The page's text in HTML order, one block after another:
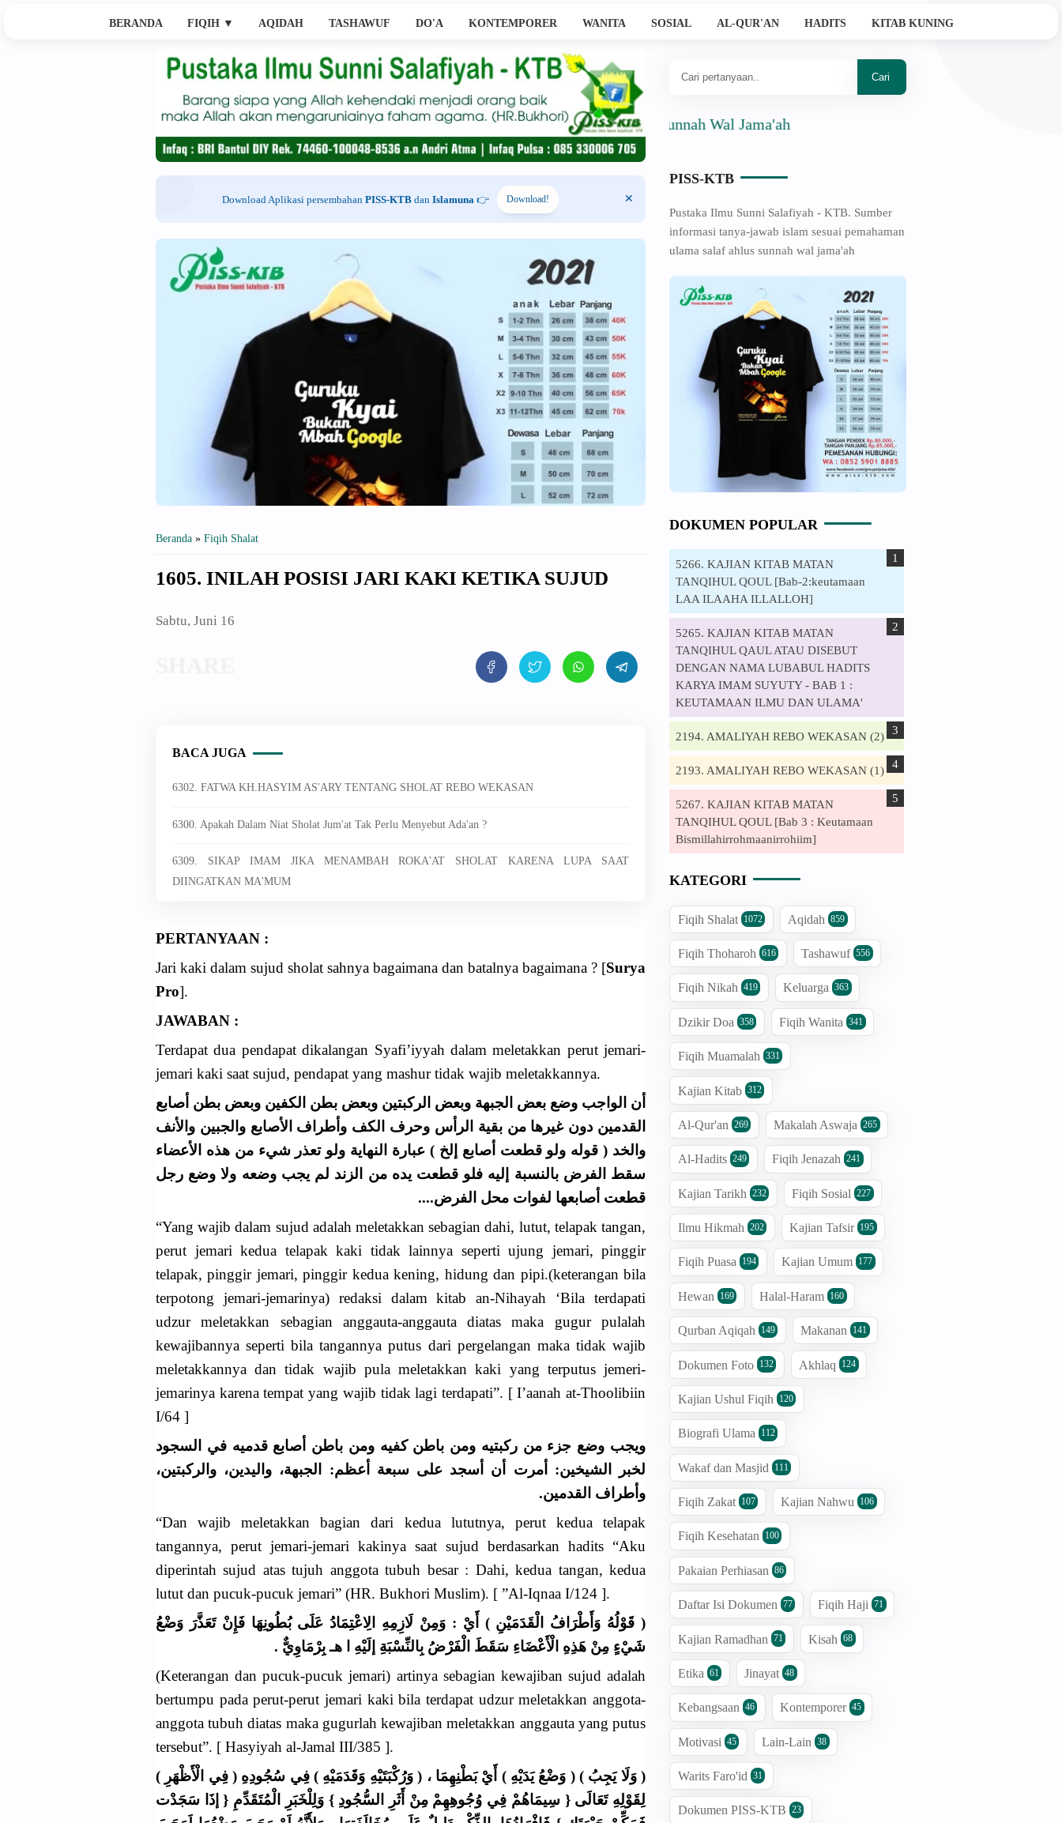
BERANDA FIQIH ▼ AQIDAH TASHAWUF DO'A KONTEMPORER WANITA SOSIAL AL-QUR'AN HADITS KITAB KUNING
Download Aplikasi persembahan PISS-KTBdan Islamuna 👉 Download!
Beranda » Fiqih Shalat
1605. INILAH POSISI JARI KAKI KETIKA SUJUD
Sabtu, Juni 16
BACA JUGA
6302. FATWA KH.HASYIM AS'ARY TENTANG SHOLAT REBO WEKASAN
6300. Apakah Dalam Niat Sholat Jum'at Tak Perlu Menyebut Ada'an ?
6309. SIKAP IMAM JIKA MENAMBAH ROKA'AT SHOLAT KARENA LUPA SAAT
DIINGATKAN MA'MUM
PERTANYAAN :
Jari kaki dalam sujud sholat sahnya bagaimana dan batalnya bagaimana ? [Surya
Pro].
JAWABAN :
Terdapat dua pendapat dikalangan Syafi’iyyah dalam meletakkan perut jemari-
jemari kaki saat sujud, pendapat yang mashur tidak wajib meletakkannya.
أن الواجب وضع بعض الجبهة وبعض الركبتين وبعض بطن الكفين وبعض بطن أصابع
القدمين دون غيرها من بقية الرأس وحرف الكف وأطراف الأصابع والجبين والأنف
والخد ( قوله ولو قطعت أصابع إلخ ) عبارة النهاية ولو تعذر شيء من هذه الأعضاء
سقط الفرض بالنسبة إليه فلو قطعت يده من الزند لم يجب وضعه ولا وضع رجل
قطعت أصابعها لفوات محل الفرض....
“Yang wajib dalam sujud adalah meletakkan sebagian dahi, lutut, telapak tangan,
perut jemari kedua telapak kaki tidak lainnya seperti ujung jemari, pinggir
telapak, pinggir jemari, pinggir kedua kening, hidung dan pipi.(keterangan bila
terpotong jemari-jemarinya) redaksi dalam kitab an-Nihayah ‘Bila terdapati
udzur meletakkan sebagian anggauta-anggauta diatas maka gugur pulalah
kewajibannya seperti bila tangannya putus dari pergelangan maka tidak wajib
meletakkannya dan tidak wajib pula meletakkan kaki yang terputus jemeri-
jemarinya karena tempat yang wajib tidak lagi terdapati”. [ I’aanah at-Thoolibiin
I/64 ]
ويجب وضع جزء من ركبتيه ومن باطن كفيه ومن باطن أصابع قدميه في السجود
لخبر الشيخين: أمرت أن أسجد على سبعة أعظم: الجبهة، واليدين، والركبتين،
وأطراف القدمين.
“Dan wajib meletakkan bagian dari kedua lututnya, perut kedua telapak
tangannya, perut jemari-jemari kakinya saat sujud berdasarkan hadits “Aku
diperintah sujud atas tujuh anggota tubuh besar : Dahi, kedua tangan, kedua
lutut dan pucuk-pucuk jemari” (HR. Bukhori Muslim). [ ”Al-Iqnaa I/124 ].
( قَوْلُهُ وَأَطْرَافُ الْقَدَمَيْنِ ) أَيْ : وَمِنْ لَازِمِهِ الِاعْتِمَادُ عَلَى بُطُونِهَا فَإِنْ تَعَذَّرَ وَضْعُ
شَيْءٍ مِنْ هَذِهِ الْأَعْضَاءِ سَقَطَ الْفَرْضُ بِالنِّسْبَةِ إلَيْهِ ا هـ بِرْمَاوِيٌّ .
(Keterangan dan pucuk-pucuk jemari) artinya sebagian kewajiban sujud adalah
bertumpu pada perut-perut jemari kaki bila terdapat udzur meletakkan anggota-
anggota tubuh diatas maka gugurlah kewajiban meletakkan anggauta yang putus
tersebut”. [ Hasyiyah al-Jamal III/385 ].
( وَلَا يَجِبُ ) ( وَضْعُ يَدَيْهِ ) أَيْ بَطْنِهِمَا ، ( وَرُكْبَتَيْهِ وَقَدَمَيْهِ ) فِي سُجُودِهِ ( فِي الْأَظْهَرِ )
لِقَوْلِهِ تَعَالَى { سِيمَاهُمْ فِي وُجُوهِهِمْ مِنْ أَثَرِ السُّجُودِ } وَلِلْخَبَرِ الْمُتَقَدِّمِ { إذَا سَجَدْت
Ahlussunnah Wal Jama'ah
PISS-KTB
Pustaka Ilmu Sunni Salafiyah - KTB. Sumber
informasi tanya-jawab islam sesuai pemahaman
ulama salaf ahlus sunnah wal jama'ah
DOKUMEN POPULAR
5266. KAJIAN KITAB MATAN
TANQIHUL QOUL [Bab-2:keutamaan
LAA ILAAHA ILLALLOH]
5265. KAJIAN KITAB MATAN
TANQIHUL QAUL ATAU DISEBUT
DENGAN NAMA LUBABUL HADITS
KARYA IMAM SUYUTY - BAB 1 :
KEUTAMAAN ILMU DAN ULAMA'
2194. AMALIYAH REBO WEKASAN (2)
2193. AMALIYAH REBO WEKASAN (1)
5267. KAJIAN KITAB MATAN
TANQIHUL QOUL [Bab 3 : Keutamaan
Bismillahirrohmaanirrohiim]
KATEGORI
Fiqih Shalat 1072 Aqidah 859
Fiqih Thoharoh 616 Tashawuf 556
Fiqih Nikah 419 Keluarga 363
Dzikir Doa 358 Fiqih Wanita 341
Fiqih Muamalah 331
Kajian Kitab 312
Al-Qur'an 269 Makalah Aswaja 265
Al-Hadits 249 Fiqih Jenazah 241
Kajian Tarikh 232 Fiqih Sosial 227
Ilmu Hikmah 202 Kajian Tafsir 195
Fiqih Puasa 194 Kajian Umum 177
Hewan 169 Halal-Haram 160
Qurban Aqiqah 149 Makanan 141
Dokumen Foto 132 Akhlaq 124
Kajian Ushul Fiqih 120
Biografi Ulama 112
Wakaf dan Masjid 111
Fiqih Zakat 107 Kajian Nahwu 106
Fiqih Kesehatan 100
Pakaian Perhiasan 86
Daftar Isi Dokumen 77 Fiqih Haji 71
Kajian Ramadhan 71 Kisah 68
Etika 61 Jinayat 48
Kebangsaan 46 Kontemporer 45
Motivasi 45 Lain-Lain 38
Warits Faro'id 31
Dokumen PISS-KTB 23